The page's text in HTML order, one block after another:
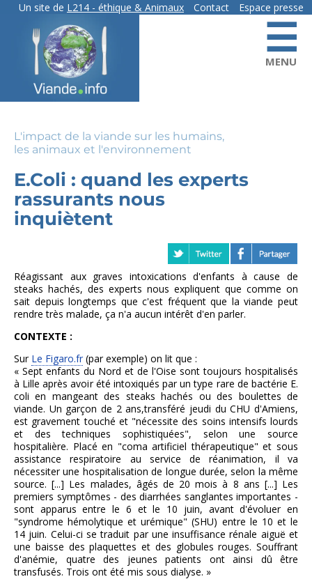
Aller
contenu
principal
Un site de L214 - éthique & Animaux Contact Espace presse
L'impact de la viande sur les humains,
les animaux et l'environnement
E.Coli : quand les experts
rassurants nous
inquiètent
Réagissant aux graves intoxications d'enfants à cause de
steaks hachés, des experts nous expliquent que comme on
sait depuis longtemps que c'est fréquent que la viande peut
rendre très malade, ça n'a aucun intérêt d'en parler.
CONTEXTE :
Sur Le Figaro.fr (par exemple) on lit que :
« Sept enfants du Nord et de l'Oise sont toujours hospitalisés
à Lille après avoir été intoxiqués par un type rare de bactérie E.
coli en mangeant des steaks hachés ou des boulettes de
viande. Un garçon de 2 ans,transféré jeudi du CHU d'Amiens,
est gravement touché et "nécessite des soins intensifs lourds
et des techniques sophistiquées", selon une source
hospitalière. Placé en "coma artificiel thérapeutique" et sous
assistance respiratoire au service de réanimation, il va
nécessiter une hospitalisation de longue durée, selon la même
source. [...] Les malades, âgés de 20 mois à 8 ans [...] Les
premiers symptômes - des diarrhées sanglantes importantes -
sont apparus entre le 6 et le 10 juin, avant d'évoluer en
"syndrome hémolytique et urémique" (SHU) entre le 10 et le
14 juin. Celui-ci se traduit par une insuffisance rénale aiguë et
une baisse des plaquettes et des globules rouges. Souffrant
d'anémie, quatre des jeunes patients ont ainsi dû être
transfusés. Trois ont été mis sous dialyse. »
☰
MENU